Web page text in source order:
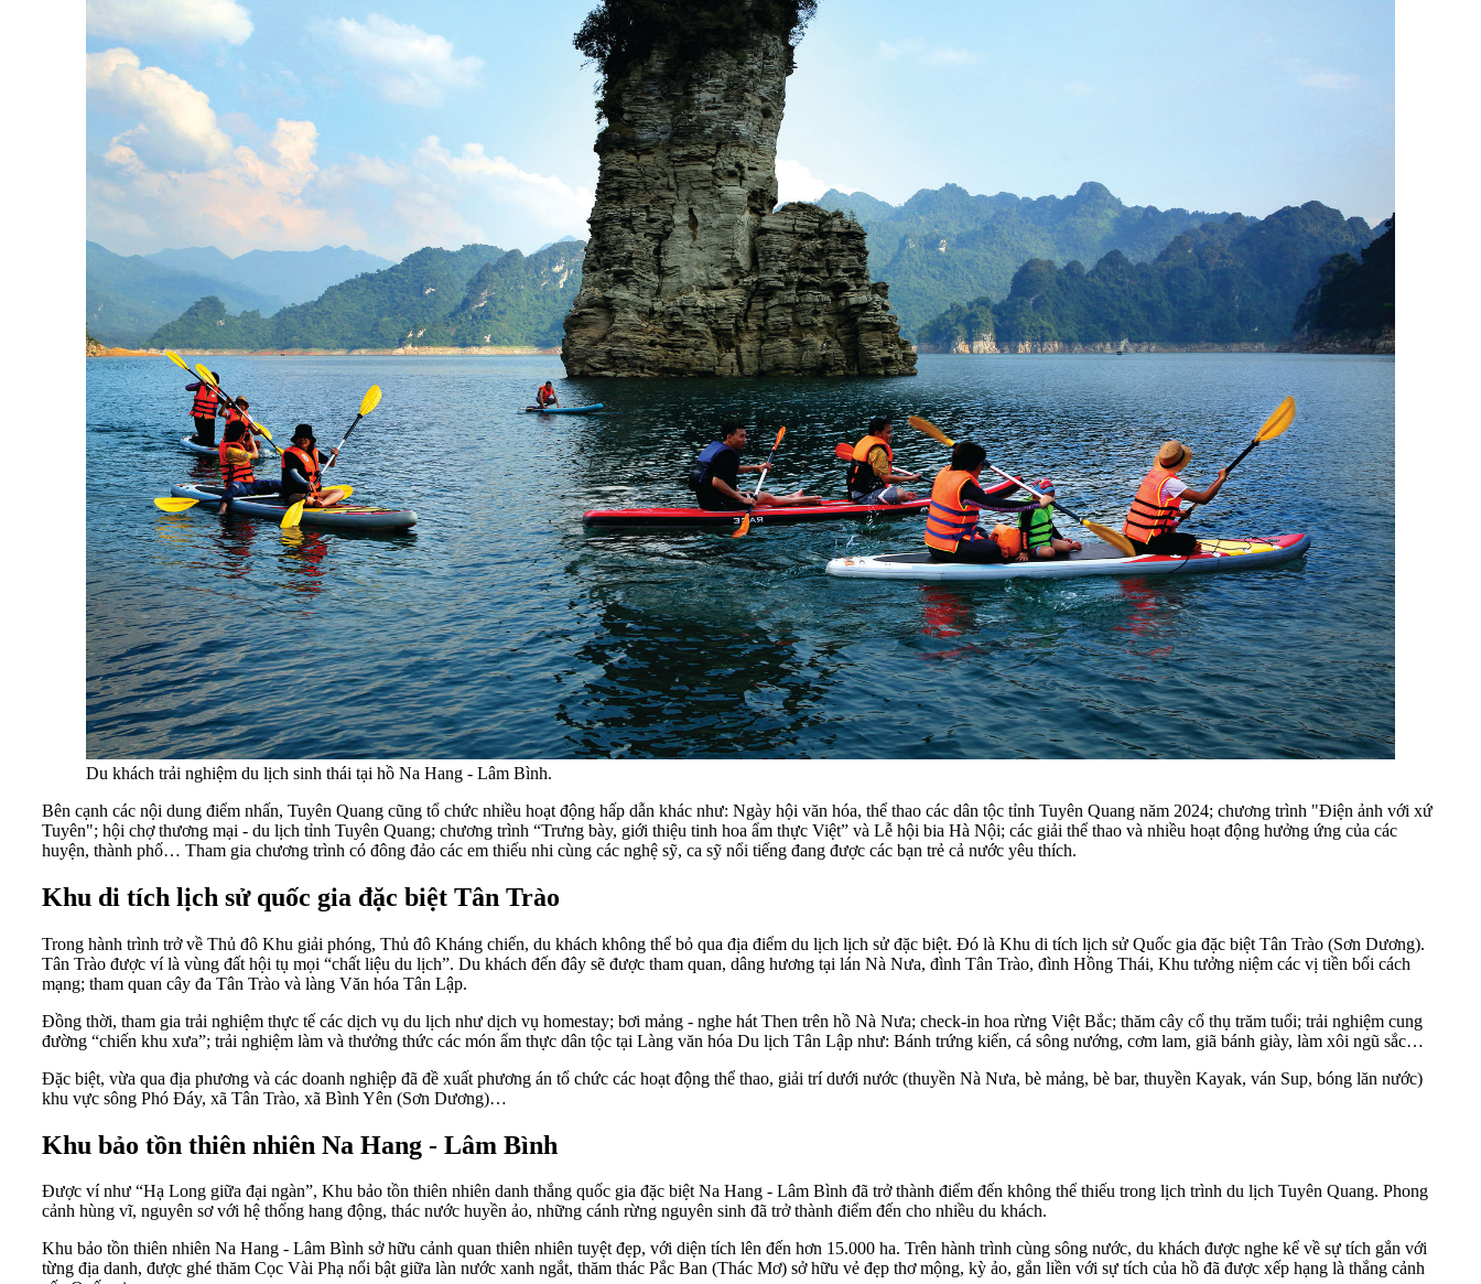
Du khách trải nghiệm du lịch sinh thái tại hồ Na Hang - Lâm Bình.
Bên cạnh các nội dung điểm nhấn, Tuyên Quang cũng tổ chức nhiều hoạt động hấp dẫn khác như: Ngày hội văn hóa, thể thao các dân tộc tỉnh Tuyên Quang năm 2024; chương trình "Điện ảnh với xứ
Tuyên"; hội chợ thương mại - du lịch tỉnh Tuyên Quang; chương trình “Trưng bày, giới thiệu tinh hoa ẩm thực Việt” và Lễ hội bia Hà Nội; các giải thể thao và nhiều hoạt động hưởng ứng của các
huyện, thành phố… Tham gia chương trình có đông đảo các em thiếu nhi cùng các nghệ sỹ, ca sỹ nổi tiếng đang được các bạn trẻ cả nước yêu thích.
Khu di tích lịch sử quốc gia đặc biệt Tân Trào
Trong hành trình trở về Thủ đô Khu giải phóng, Thủ đô Kháng chiến, du khách không thể bỏ qua địa điểm du lịch lịch sử đặc biệt. Đó là Khu di tích lịch sử Quốc gia đặc biệt Tân Trào (Sơn Dương).
Tân Trào được ví là vùng đất hội tụ mọi “chất liệu du lịch”. Du khách đến đây sẽ được tham quan, dâng hương tại lán Nà Nưa, đình Tân Trào, đình Hồng Thái, Khu tưởng niệm các vị tiền bối cách
mạng; tham quan cây đa Tân Trào và làng Văn hóa Tân Lập.
Đồng thời, tham gia trải nghiệm thực tế các dịch vụ du lịch như dịch vụ homestay; bơi mảng - nghe hát Then trên hồ Nà Nưa; check-in hoa rừng Việt Bắc; thăm cây cổ thụ trăm tuổi; trải nghiệm cung
đường “chiến khu xưa”; trải nghiệm làm và thưởng thức các món ẩm thực dân tộc tại Làng văn hóa Du lịch Tân Lập như: Bánh trứng kiến, cá sông nướng, cơm lam, giã bánh giày, làm xôi ngũ sắc…
Đặc biệt, vừa qua địa phương và các doanh nghiệp đã đề xuất phương án tổ chức các hoạt động thể thao, giải trí dưới nước (thuyền Nà Nưa, bè mảng, bè bar, thuyền Kayak, ván Sup, bóng lăn nước)
khu vực sông Phó Đáy, xã Tân Trào, xã Bình Yên (Sơn Dương)…
Khu bảo tồn thiên nhiên Na Hang - Lâm Bình
Được ví như “Hạ Long giữa đại ngàn”, Khu bảo tồn thiên nhiên danh thắng quốc gia đặc biệt Na Hang - Lâm Bình đã trở thành điểm đến không thể thiếu trong lịch trình du lịch Tuyên Quang. Phong
cảnh hùng vĩ, nguyên sơ với hệ thống hang động, thác nước huyền ảo, những cánh rừng nguyên sinh đã trở thành điểm đến cho nhiều du khách.
Khu bảo tồn thiên nhiên Na Hang - Lâm Bình sở hữu cảnh quan thiên nhiên tuyệt đẹp, với diện tích lên đến hơn 15.000 ha. Trên hành trình cùng sông nước, du khách được nghe kể về sự tích gắn với
từng địa danh, được ghé thăm Cọc Vài Phạ nổi bật giữa làn nước xanh ngắt, thăm thác Pắc Ban (Thác Mơ) sở hữu vẻ đẹp thơ mộng, kỳ ảo, gắn liền với sự tích của hồ đã được xếp hạng là thắng cảnh